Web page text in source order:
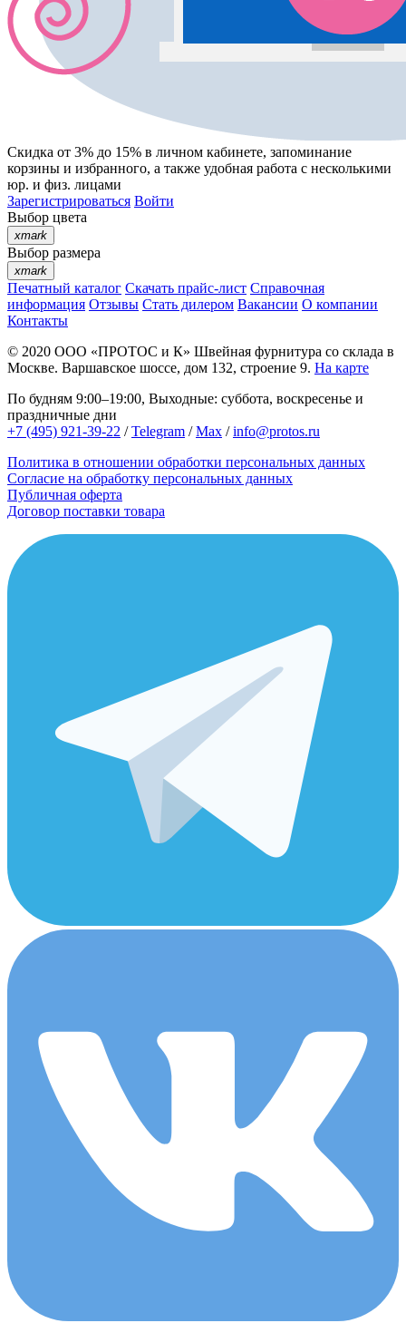
Скидка от 3% до 15% в личном кабинете, запоминание
корзины и избранного, а также удобная работа с несколькими
юр. и физ. лицами
Зарегистрироваться Войти
Выбор цвета
xmark
Выбор размера
xmark
Печатный каталог Скачать прайс-лист Справочная
информация Отзывы Стать дилером Вакансии О компании
Контакты
© 2020 ООО «ПРОТОС и К» Швейная фурнитура со склада в
Москве. Варшавское шоссе, дом 132, строение 9. На карте
По будням 9:00–19:00, Выходные: суббота, воскресенье и
праздничные дни
+7 (495) 921-39-22 /Telegram /Max /info@protos.ru
Политика в отношении обработки персональных данных
Согласие на обработку персональных данных
Публичная оферта
Договор поставки товара